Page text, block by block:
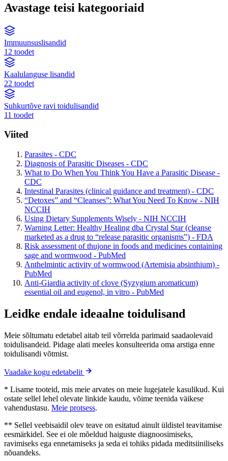
Avastage teisi kategooriaid
Immuunsuslisandid
12 toodet
Kaalulanguse lisandid
22 toodet
Suhkurtõve ravi toidulisandid
11 toodet
Viited
Parasites - CDC
Diagnosis of Parasitic Diseases - CDC
What to Do When You Think You Have a Parasitic Disease -
CDC
Intestinal Parasites (clinical guidance and treatment) - CDC
“Detoxes” and “Cleanses”: What You Need To Know - NIH
NCCIH
Using Dietary Supplements Wisely - NIH NCCIH
Warning Letter: Healthy Healing dba Crystal Star (cleanse
marketed as a drug to “release parasitic organisms”) - FDA
Risk assessment of thujone in foods and medicines containing
sage and wormwood - PubMed
Anthelmintic activity of wormwood (Artemisia absinthium) -
PubMed
Anti-Giardia activity of clove (Syzygium aromaticum)
essential oil and eugenol, in vitro - PubMed
Leidke endale ideaalne toidulisand
Meie sõltumatu edetabel aitab teil võrrelda parimaid saadaolevaid
toidulisandeid. Pidage alati meeles konsulteerida oma arstiga enne
toidulisandi võtmist.
Vaadake kogu edetabelit
* Lisame tooteid, mis meie arvates on meie lugejatele kasulikud. Kui
ostate sellel lehel olevate linkide kaudu, võime teenida väikese
vahendustasu. Meie protsess.
** Sellel veebisaidil olev teave on esitatud ainult üldistel teavitamise
eesmärkidel. See ei ole mõeldud haiguste diagnoosimiseks,
ravimiseks ega ennetamiseks ja seda ei tohiks pidada meditsiiniliseks
nõuandeks.